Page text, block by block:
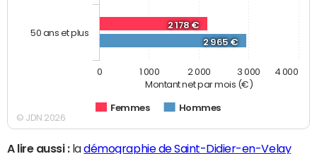
Montant net par mois (€)
2 178 €
2 965 €
Femmes Hommes
50 ans et plus
0 1 000 2 000 3 000 4 000
© JDN 2026
A lire aussi :ladémographie de Saint-Didier-en-Velay